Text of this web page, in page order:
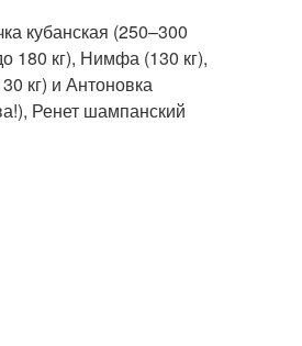
кубанская (250–300
180 кг), Нимфа (130 кг),
кг) и Антоновка
Ренет шампанский